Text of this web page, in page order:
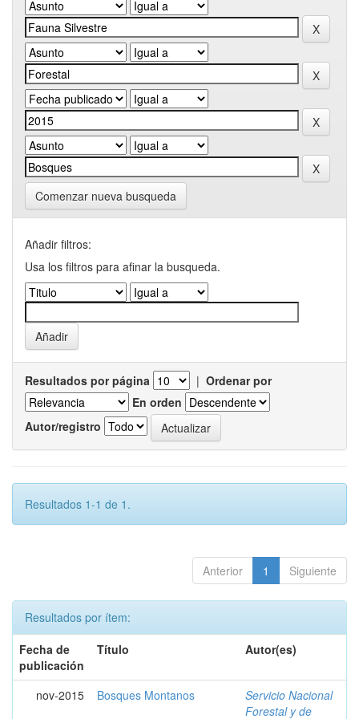
Comenzar nueva busqueda
Añadir filtros:
Usa los filtros para afinar la busqueda.
Resultados por página | Ordenar por
En orden
Autor/registro
Resultados 1-1 de 1.
Anterior 1 Siguiente
Resultados por ítem:
Fecha de
publicación
Título Autor(es)
nov-2015 Bosques Montanos
Servicio Nacional
Forestal y de